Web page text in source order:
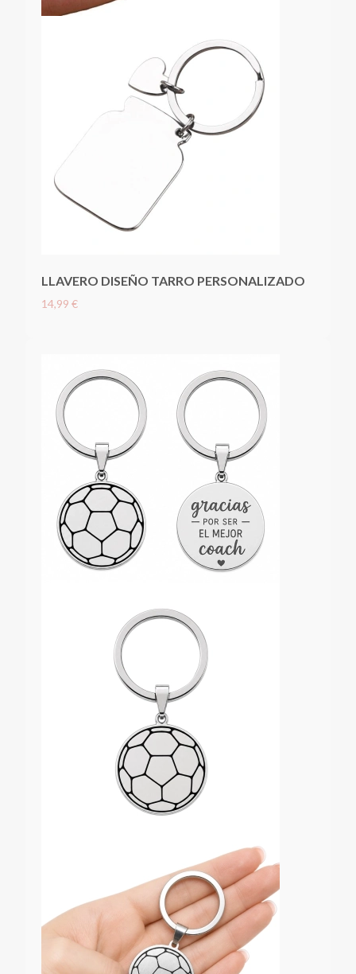
LLAVERO DISEÑO TARRO PERSONALIZADO
14,99 €